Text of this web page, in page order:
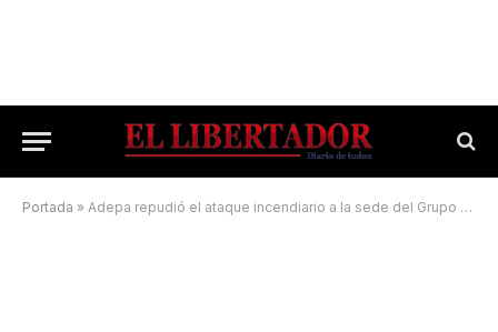
Portada » Adepa repudió el ataque incendiario a la sede del Grupo Clarín